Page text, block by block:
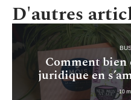
D'autres
Comment
juridique en
10